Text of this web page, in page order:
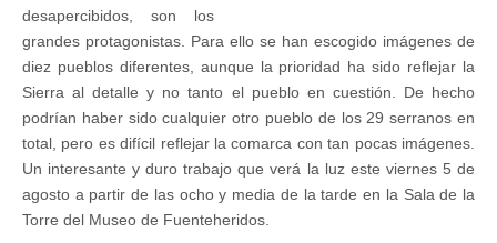
desapercibidos, son los
grandes protagonistas. Para ello se han escogido imágenes de
diez pueblos diferentes, aunque la prioridad ha sido reflejar la
Sierra al detalle y no tanto el pueblo en cuestión. De hecho
podrían haber sido cualquier otro pueblo de los 29 serranos en
total, pero es difícil reflejar la comarca con tan pocas imágenes.
Un interesante y duro trabajo que verá la luz este viernes 5 de
agosto a partir de las ocho y media de la tarde en la Sala de la
Torre del Museo de Fuenteheridos.